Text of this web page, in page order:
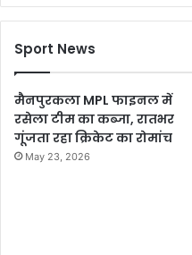
Sport News
मैनपुरकला MPL फाइनल में
रसेला टीम का कब्जा, रातभर
गूंजता रहा क्रिकेट का रोमांच
May 23, 2026